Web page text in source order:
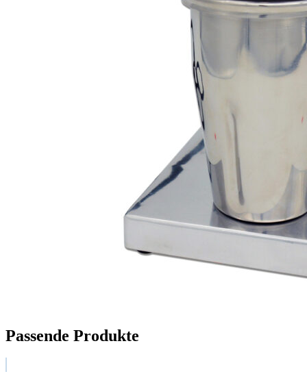
Passende Produkte